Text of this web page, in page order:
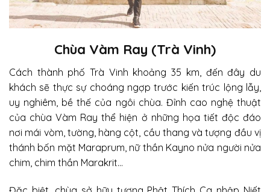
Chùa Vàm Ray (Trà Vinh)
Cách thành phố Trà Vinh khoảng 35 km, đến đây du
khách sẽ thực sự choáng ngợp trước kiến trúc lộng lẫy,
uy nghiêm, bề thế của ngôi chùa. Đỉnh cao nghệ thuật
của chùa Vàm Ray thể hiện ở những họa tiết độc đáo
nơi mái vòm, tường, hàng cột, cầu thang và tượng đầu vị
thánh bốn mặt Maraprum, nữ thần Kayno nửa người nửa
chim, chim thần Marakrit…